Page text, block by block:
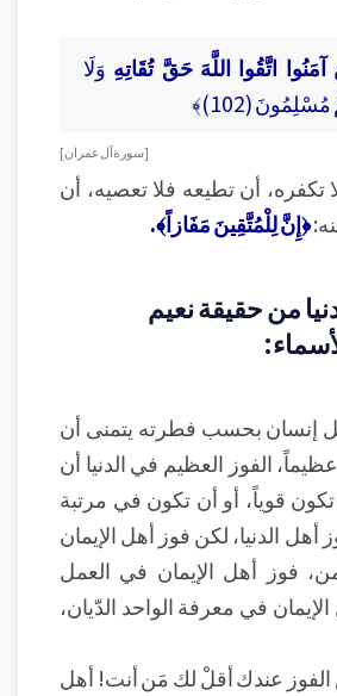
آمَنُوا اتَّقُوا اللَّهَ حَقَّ تُقَاتِهِ وَلَا
(102)﴾
[ سورة آل عمران ]
أن تطيعه فلا تعصيه، أن
﴿إِنَّ لِلْمُتَّقِينَ مَفَازاً﴾.
من حقيقة نعيم
إنسان بحسب فطرته يتمنى أن
الفوز العظيم في الدنيا أن
تكون قوياً، أو أن تكون في مرتبة
أهل الدنيا، لكن فوز أهل الإيمان
فوز أهل الإيمان في العمل
في معرفة الواحد الدّيان،
عندك أقلْ لك مَن أنت! أهل